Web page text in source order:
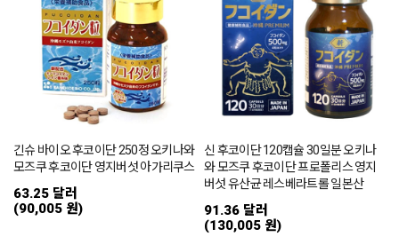
긴슈 바이오 후코이단 250정 오키나와
모즈쿠 후코이단 영지버섯 아가리쿠스
63.25 달러
(90,005 원)
신 후코이단 120캡슐 30일분 오키나
와 모즈쿠 후코이단 프로폴리스 영지
버섯 유산균 레스베라트롤 일본산
91.36 달러
(130,005 원)